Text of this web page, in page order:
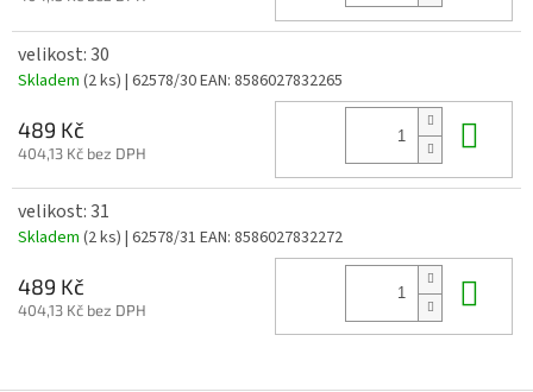
velikost: 30
Skladem (2 ks) | 62578/30EAN: 8586027832265
489 Kč
404,13 Kč bez DPH
velikost: 31
Skladem (2 ks) | 62578/31 EAN: 8586027832272
489 Kč
404,13 Kč bez DPH